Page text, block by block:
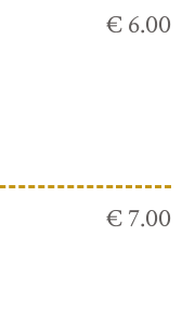
€ 6.00
€ 7.00